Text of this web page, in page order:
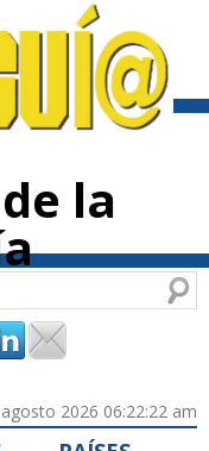
la
2026 06:22:22 am